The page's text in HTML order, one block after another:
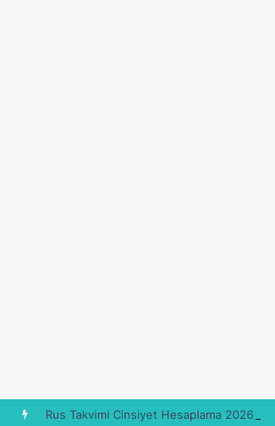
Rus Takvimi Cinsiyet Hesaplama 2026